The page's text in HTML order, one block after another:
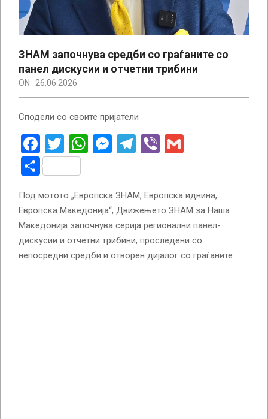
ЗНАМ започнува средби со граѓаните со
панел дискусии и отчетни трибини
ON: 26.06.2026
Сподели со своите пријатели
Facebook
Twitter
WhatsApp
Messenger
Telegram
Viber
Share
Под мотото „Европска ЗНАМ, Европска иднина,
Европска Македонија“, Движењето ЗНАМ за Наша
Македонија започнува серија регионални панел-
дискусии и отчетни трибини, проследени со
непосредни средби и отворен дијалог со граѓаните.